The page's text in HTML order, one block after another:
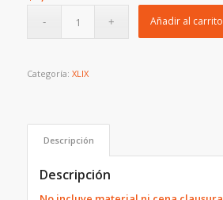
Añadir al carrito
Categoría: XLIX
Descripción
Descripción